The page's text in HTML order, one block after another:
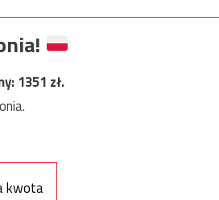
1351 zł.
kwota